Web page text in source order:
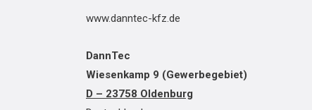
www.danntec-kfz.de
DannTec
Wiesenkamp 9 (Gewerbegebiet)
D – 23758 Oldenburg